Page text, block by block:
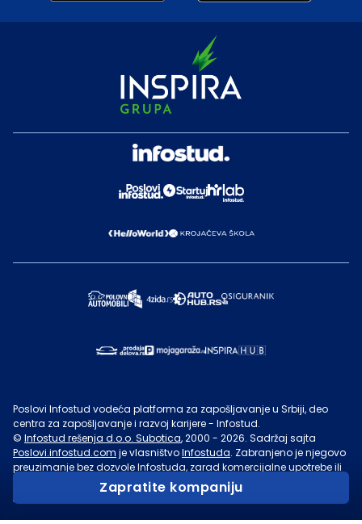
Zapratite kompaniju
Poslovi Infostud vodeća platforma za zapošljavanje u Srbiji, deo
centra za zapošljavanje i razvoj karijere - Infostud.
© Infostud rešenja d.o.o. Subotica, 2000 - 2026. Sadržaj sajta
Poslovi.infostud.com je vlasništvoInfostuda. Zabranjeno je njegovo
preuzimanje bez dozvoleInfostuda, zarad komercijalne upotrebe ili
u druge svrhe, osim za lične potrebe posetilaca sajta.